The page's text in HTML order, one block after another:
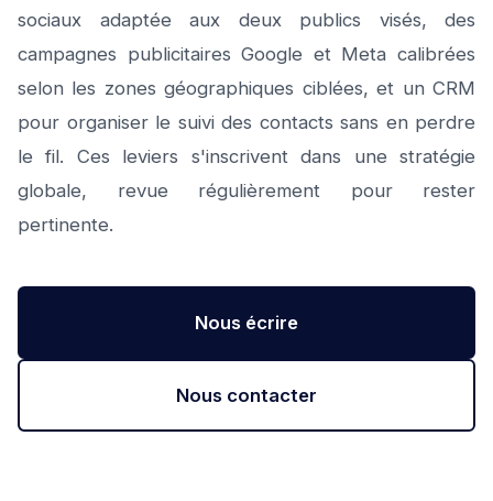
sociaux adaptée aux deux publics visés, des
campagnes publicitaires Google et Meta calibrées
selon les zones géographiques ciblées, et un CRM
pour organiser le suivi des contacts sans en perdre
le fil. Ces leviers s'inscrivent dans une stratégie
globale, revue régulièrement pour rester
pertinente.
Nous écrire
Nous contacter